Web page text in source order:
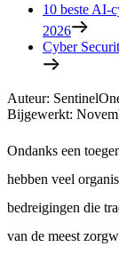
10 beste AI-
2026
Cyber
Auteur:
Bijgewerkt:
Ondanks een
hebben veel
bedreigingen die
van de meest